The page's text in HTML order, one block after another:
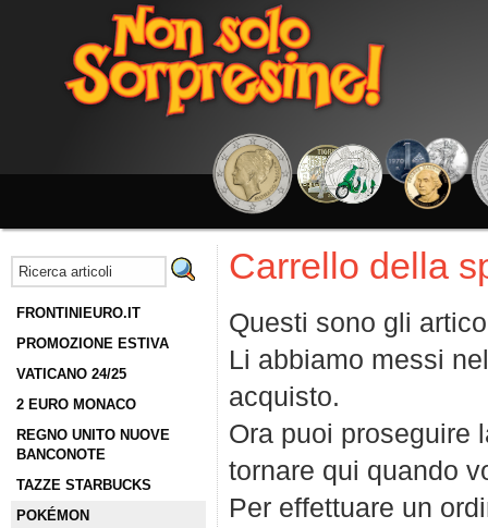
FRONTINIEURO.IT
PROMOZIONE ESTIVA
VATICANO 24/25
2 EURO MONACO
REGNO UNITO NUOVE
BANCONOTE
TAZZE STARBUCKS
POKÉMON
Carrello della
Questi sono gli
Li abbiamo messi
acquisto.
Ora puoi proseguire
tornare qui quando
Per effettuare un